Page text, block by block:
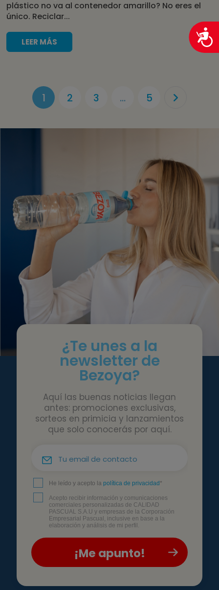
plástico no va al contenedor amarillo? No eres el
único. Reciclar...
LEER MÁS
1 2 3 … 5
¿Te unes a la
newsletter de
Bezoya?
Aquí las buenas noticias llegan
antes: promociones exclusivas,
sorteos en primicia y lanzamientos
que solo conocerás por aquí.
He leído y acepto la política de privacidad*
Acepto recibir información y comunicaciones
comerciales personalizadas de CALIDAD
PASCUAL S.A.U y empresas de la Corporación
Empresarial Pascual, inclusive en base a la
elaboración y análisis de mi perfil.